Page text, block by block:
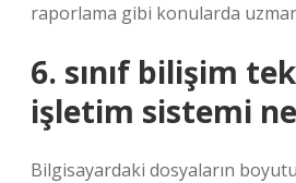
raporlama gibi konularda
6. sınıf bilişim
işletim sistemi
Bilgisayardaki dosyaların